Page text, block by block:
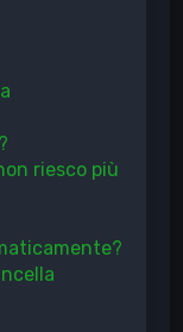
riesco più